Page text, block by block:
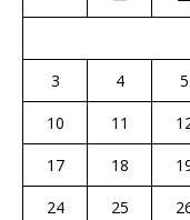
3
4 5
10
11
17
18
24
25